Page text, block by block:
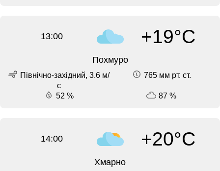
13:00 +19°C
Похмуро
Північно-західний, 3.6 м/
с
765 мм рт. ст.
52 % 87 %
14:00 +20°C
Хмарно